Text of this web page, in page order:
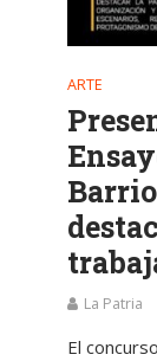
ARTE
La Patria
El